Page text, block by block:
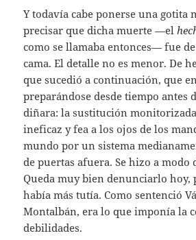
Y todavía cabe ponerse una gotita
precisar que dicha muerte —el
como se llamaba entonces— fue
cama. El detalle no es menor. De
que sucedió a continuación, que
preparándose desde tiempo antes
diñara: la sustitución
ineficaz y fea a los ojos de los
mundo por un sistema
de puertas afuera. Se hizo a modo
Queda muy bien denunciarlo hoy,
había más tutía. Como sentenció
Montalbán, era lo que imponía la
debilidades.